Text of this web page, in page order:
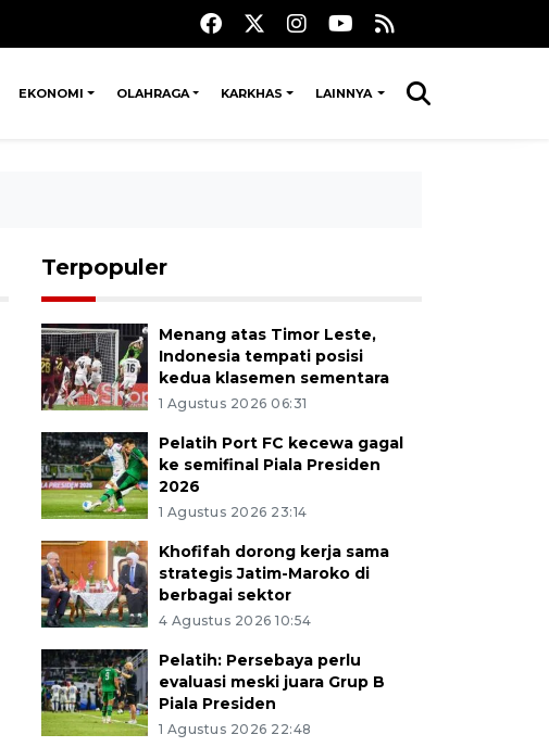
EKONOMI OLAHRAGA KARKHAS LAINNYA
Terpopuler
Menang atas Timor Leste,
Indonesia tempati posisi
kedua klasemen sementara
1 Agustus 2026 06:31
Pelatih Port FC kecewa gagal
ke semifinal Piala Presiden
2026
1 Agustus 2026 23:14
Khofifah dorong kerja sama
strategis Jatim-Maroko di
berbagai sektor
4 Agustus 2026 10:54
Pelatih: Persebaya perlu
evaluasi meski juara Grup B
Piala Presiden
1 Agustus 2026 22:48